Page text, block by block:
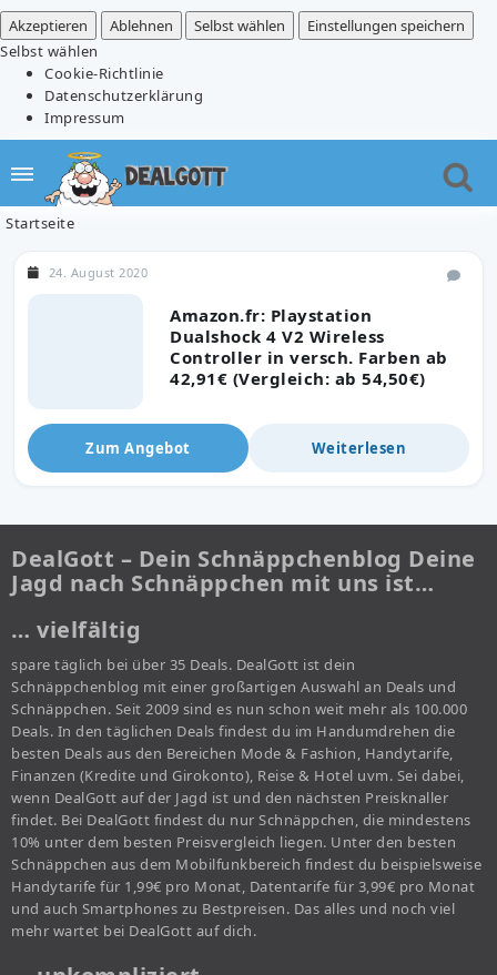
Akzeptieren
Ablehnen Selbst wählen
Einstellungen speichern
Selbst wählen
Cookie-Richtlinie
Datenschutzerklärung
Impressum
Startseite
Amazon.fr: Playstation
Dualshock 4 V2 Wireless
Controller in versch. Farben ab
42,91€ (Vergleich: ab 54,50€)
24. August 2020
Zum Angebot Weiterlesen
DealGott – Dein Schnäppchenblog Deine
Jagd nach Schnäppchen mit uns ist…
… vielfältig
spare täglich bei über 35 Deals. DealGott ist dein
Schnäppchenblog mit einer großartigen Auswahl an Deals und
Schnäppchen. Seit 2009 sind es nun schon weit mehr als 100.000
Deals. In den täglichen Deals findest du im Handumdrehen die
besten Deals aus den Bereichen Mode & Fashion, Handytarife,
Finanzen (Kredite und Girokonto), Reise & Hotel uvm. Sei dabei,
wenn DealGott auf der Jagd ist und den nächsten Preisknaller
findet. Bei DealGott findest du nur Schnäppchen, die mindestens
10% unter dem besten Preisvergleich liegen. Unter den besten
Schnäppchen aus dem Mobilfunkbereich findest du beispielsweise
Handytarife für 1,99€ pro Monat, Datentarife für 3,99€ pro Monat
und auch Smartphones zu Bestpreisen. Das alles und noch viel
mehr wartet bei DealGott auf dich.